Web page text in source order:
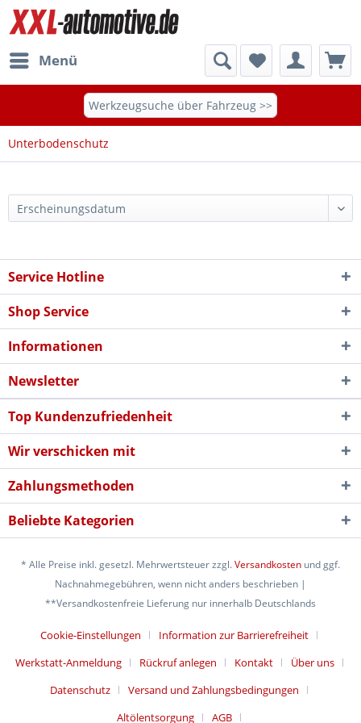
Menü
Werkzeugsuche über Fahrzeug >>
Unterbodenschutz
Service Hotline
Shop Service
Informationen
Newsletter
Top Kundenzufriedenheit
Wir verschicken mit
Zahlungsmethoden
Beliebte Kategorien
* Alle Preise inkl. gesetzl. Mehrwertsteuer zzgl.Versandkosten und ggf.
Nachnahmegebühren, wenn nicht anders beschrieben |
**Versandkostenfreie Lieferung nur innerhalb Deutschlands
Cookie-Einstellungen
Information zur Barrierefreiheit
Werkstatt-Anmeldung
Rückruf anlegen Kontakt
Über uns
Datenschutz
Versand und Zahlungsbedingungen
Altölentsorgung
AGB